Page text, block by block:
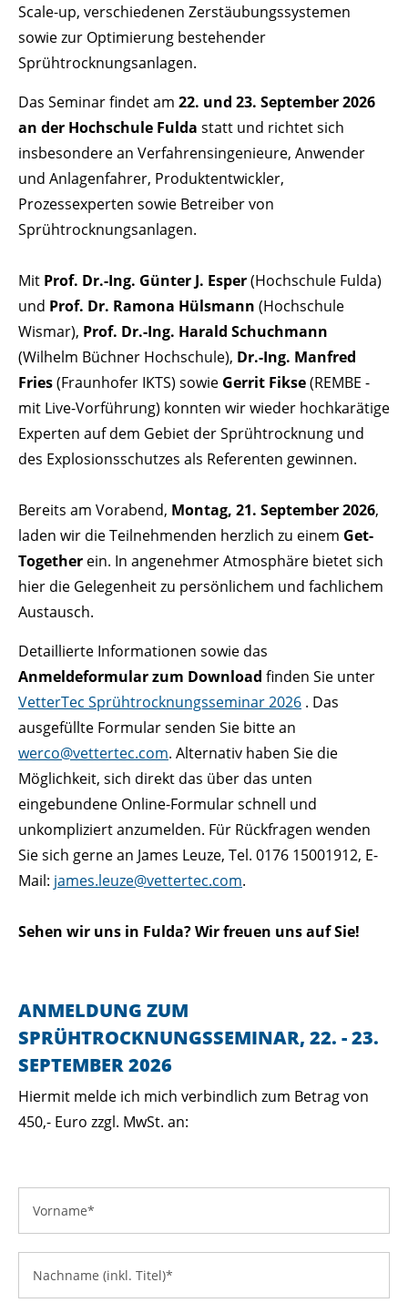
Scale-up, verschiedenen Zerstäubungssystemen
sowie zur Optimierung bestehender
Sprühtrocknungsanlagen.
Das Seminar findet am 22. und 23. September 2026
an der Hochschule Fulda statt und richtet sich
insbesondere an Verfahrensingenieure, Anwender
und Anlagenfahrer, Produktentwickler,
Prozessexperten sowie Betreiber von
Sprühtrocknungsanlagen.
Mit Prof. Dr.-Ing. Günter J. Esper(Hochschule Fulda)
und Prof. Dr. Ramona Hülsmann (Hochschule
Wismar), Prof. Dr.-Ing. Harald Schuchmann
(Wilhelm Büchner Hochschule), Dr.-Ing. Manfred
Fries(Fraunhofer IKTS) sowie Gerrit Fikse(REMBE -
mit Live-Vorführung) konnten wir wieder hochkarätige
Experten auf dem Gebiet der Sprühtrocknung und
des Explosionsschutzes als Referenten gewinnen.
Bereits am Vorabend, Montag, 21. September 2026,
laden wir die Teilnehmenden herzlich zu einem Get-
Together ein. In angenehmer Atmosphäre bietet sich
hier die Gelegenheit zu persönlichem und fachlichem
Austausch.
Detaillierte Informationen sowie das
Anmeldeformular zum Download finden Sie unter
VetterTec Sprühtrocknungsseminar 2026 . Das
ausgefüllte Formular senden Sie bitte an
werco@vettertec.com. Alternativ haben Sie die
Möglichkeit, sich direkt das über das unten
eingebundene Online-Formular schnell und
unkompliziert anzumelden. Für Rückfragen wenden
Sie sich gerne an James Leuze, Tel. 0176 15001912, E-
Mail: james.leuze@vettertec.com.
Sehen wir uns in Fulda? Wir freuen uns auf Sie!
ANMELDUNG ZUM
SPRÜHTROCKNUNGSSEMINAR, 22. - 23.
SEPTEMBER 2026
Hiermit melde ich mich verbindlich zum Betrag von
450,- Euro zzgl. MwSt. an: